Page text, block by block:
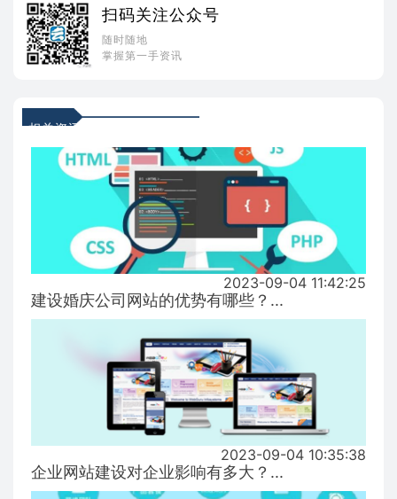
扫码关注公众号
随时随地
掌握第一手资讯
相关资讯
2023-09-04 11:42:25
建设婚庆公司网站的优势有哪些？...
2023-09-04 10:35:38
企业网站建设对企业影响有多大？...